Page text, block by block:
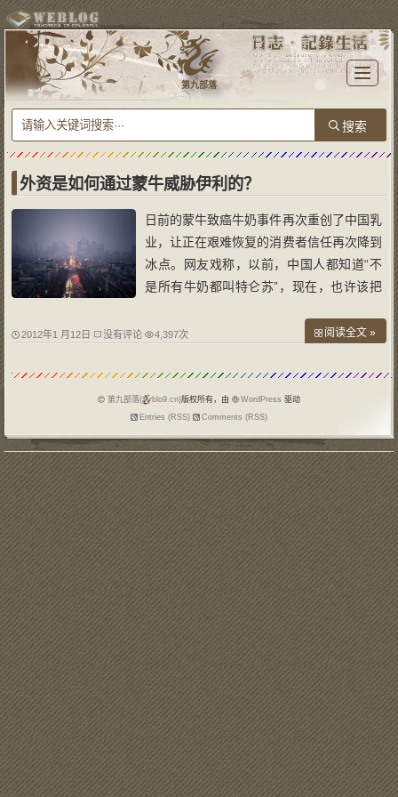
T
o
l
e
n
i
n
第九部落
外资是如何通过蒙牛威胁伊利的？
日前的蒙牛致癌牛奶事件再次重创了中国乳
业，让正在艰难恢复的消费者信任再次降到
冰点。网友戏称，以前，中国人都知道“不
是所有牛奶都叫特仑苏”，现在，也许该把
苏”。可以预见，在将来很长一段时间内，
也不敢再相信国产奶，这对中国的乳制品企
业
2012年1 月12日 没有评论 4,397次 阅读全文 »
第九部落( blo9.cn)版权所有，由 WordPress 驱动
Entries (RSS)
Comments (RSS)